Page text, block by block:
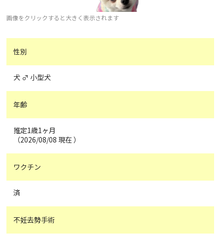
画像をクリックすると大きく表示されます
性別
犬 ♂ 小型犬
年齢
推定1歳1ヶ月
（2026/08/08 現在 ）
ワクチン
済
不妊去勢手術